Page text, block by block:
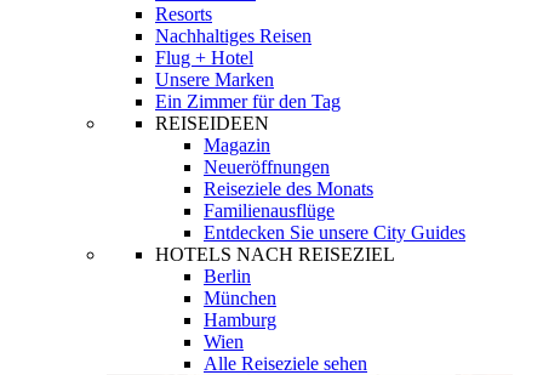
Resorts
Nachhaltiges Reisen
Flug + Hotel
Unsere Marken
Ein Zimmer für den Tag
REISEIDEEN
Magazin
Neueröffnungen
Reiseziele des Monats
Familienausflüge
Entdecken Sie unsere City Guides
HOTELS NACH REISEZIEL
Berlin
München
Hamburg
Wien
Alle Reiseziele sehen